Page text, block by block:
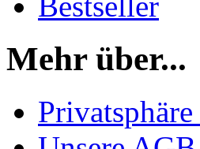
Mehr über...